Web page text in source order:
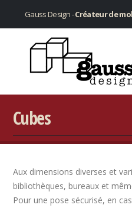
Gauss Design -Créateur de
Cubes
Aux dimensions diverses et
bibliothèques, bureaux et
Pour une pose sécurisé, en